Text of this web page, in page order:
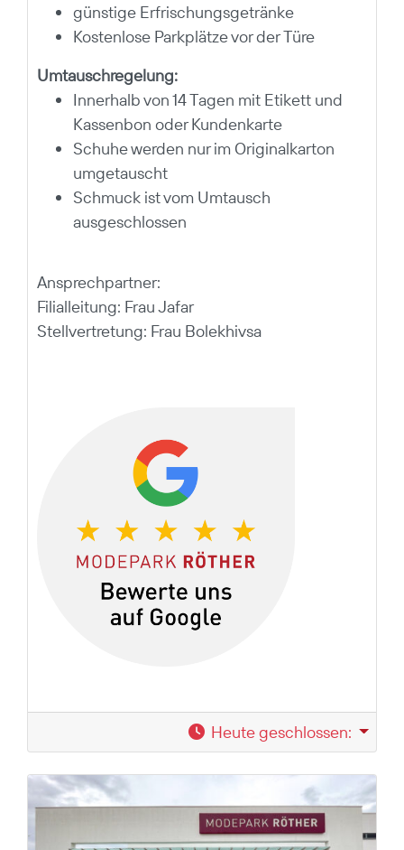
günstige Erfrischungsgetränke
Kostenlose Parkplätze vor der Türe
Umtauschregelung:
Innerhalb von 14 Tagen mit Etikett und
Kassenbon oder Kundenkarte
Schuhe werden nur im Originalkarton
umgetauscht
Schmuck ist vom Umtausch
ausgeschlossen
Ansprechpartner:
Filialleitung: Frau Jafar
Stellvertretung: Frau Bolekhivsa
Heute geschlossen: